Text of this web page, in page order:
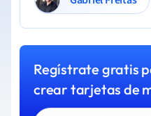
Regístrate gratis
crear tarjetas de